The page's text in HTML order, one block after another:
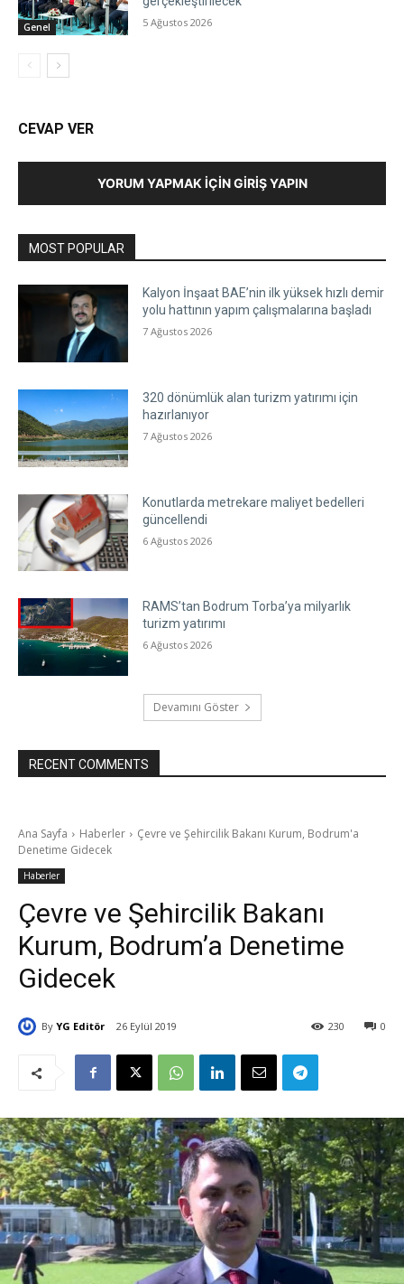
Genel 5 Ağustos 2026
CEVAP VER
YORUM YAPMAK İÇIN GIRIŞ YAPIN
MOST POPULAR
Kalyon İnşaat BAE’nin ilk yüksek hızlı demir
yolu hattının yapım çalışmalarına başladı
7 Ağustos 2026
320 dönümlük alan turizm yatırımı için
hazırlanıyor
7 Ağustos 2026
Konutlarda metrekare maliyet bedelleri
güncellendi
6 Ağustos 2026
RAMS’tan Bodrum Torba’ya milyarlık
turizm yatırımı
6 Ağustos 2026
Devamını Göster
RECENT COMMENTS